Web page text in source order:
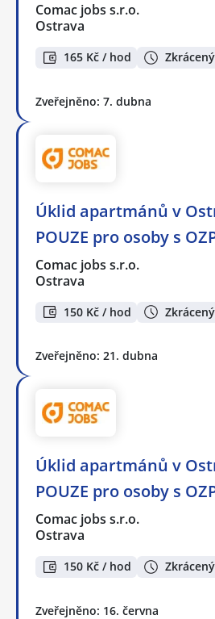
Comac jobs s.r.o.
Ostrava
165 Kč / hod
Zveřejněno: 7. dubna
Úklid apartmánů v
POUZE pro osoby s
Comac jobs s.r.o.
Ostrava
150 Kč / hod
Zveřejněno: 21. dubna
Úklid apartmánů v
POUZE pro osoby s
Comac jobs s.r.o.
Ostrava
150 Kč / hod
Zveřejněno: 16. června